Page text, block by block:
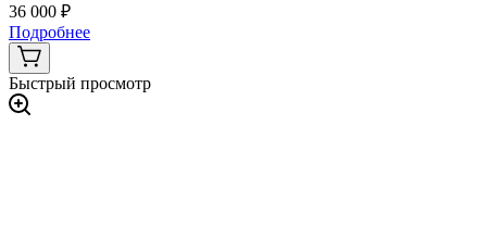
36 000 ₽
Подробнее
Быстрый просмотр